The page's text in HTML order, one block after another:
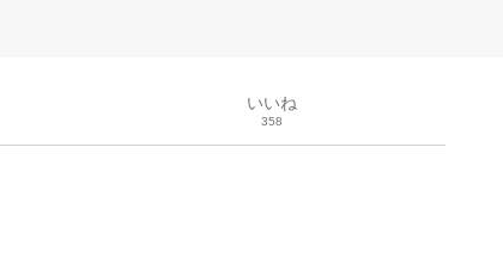
いいね
358